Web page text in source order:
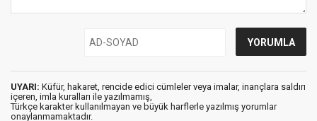
UYARI: Küfür, hakaret, rencide edici cümleler veya imalar, inançlara saldırı
içeren, imla kuralları ile yazılmamış,
Türkçe karakter kullanılmayan ve büyük harflerle yazılmış yorumlar
onaylanmamaktadır.